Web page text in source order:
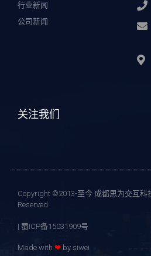
行业新闻
公司新闻
关注我们
Copyright ©2013-至今 成都思为交互科
Reserved.
| 蜀ICP备15031909号
Made with ❤ by siwei